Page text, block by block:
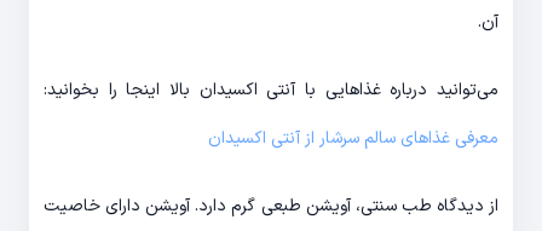
آن.
می‌توانید درباره غذاهایی با آنتی اکسیدان بالا اینجا را بخوانید:
معرفی غذاهای سالم سرشار از آنتی اکسیدان
از دیدگاه طب سنتی، آویشن طبعی گرم دارد. آویشن دارای خاصیت